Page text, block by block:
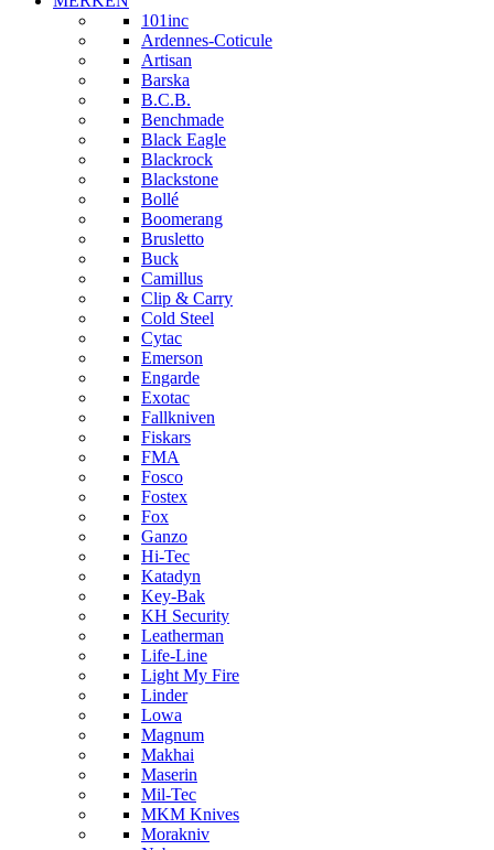
101inc
Ardennes-Coticule
Artisan
Barska
B.C.B.
Benchmade
Black Eagle
Blackrock
Blackstone
Bollé
Boomerang
Brusletto
Buck
Camillus
Clip & Carry
Cold Steel
Cytac
Emerson
Engarde
Exotac
Fallkniven
Fiskars
FMA
Fosco
Fostex
Fox
Ganzo
Hi-Tec
Katadyn
Key-Bak
KH Security
Leatherman
Life-Line
Light My Fire
Linder
Lowa
Magnum
Makhai
Maserin
Mil-Tec
MKM Knives
Morakniv